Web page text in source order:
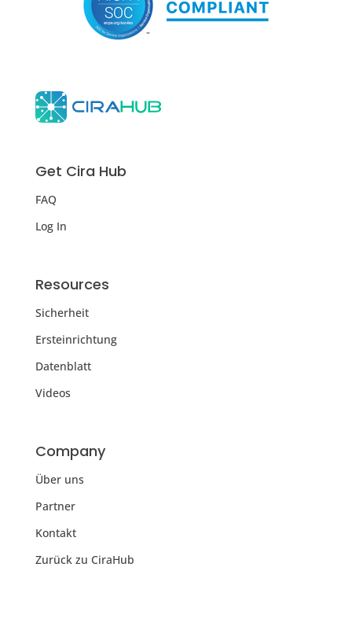
Get Cira Hub
FAQ
Log In
Resources
Sicherheit
Ersteinrichtung
Datenblatt
Videos
Company
Über uns
Partner
Kontakt
Zurück zu CiraHub